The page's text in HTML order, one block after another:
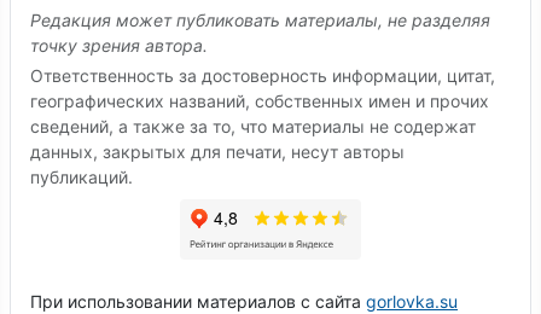
Редакция может публиковать материалы, не разделяя
точку зрения автора.
Ответственность за достоверность информации, цитат,
географических названий, собственных имен и прочих
сведений, а также за то, что материалы не содержат
данных, закрытых для печати, несут авторы
публикаций.
При использовании материалов с сайта gorlovka.su